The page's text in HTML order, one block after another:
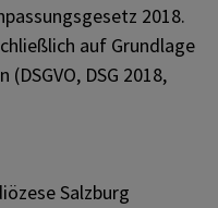
2018.
auf Grundlage
DSG 2018,
Salzburg